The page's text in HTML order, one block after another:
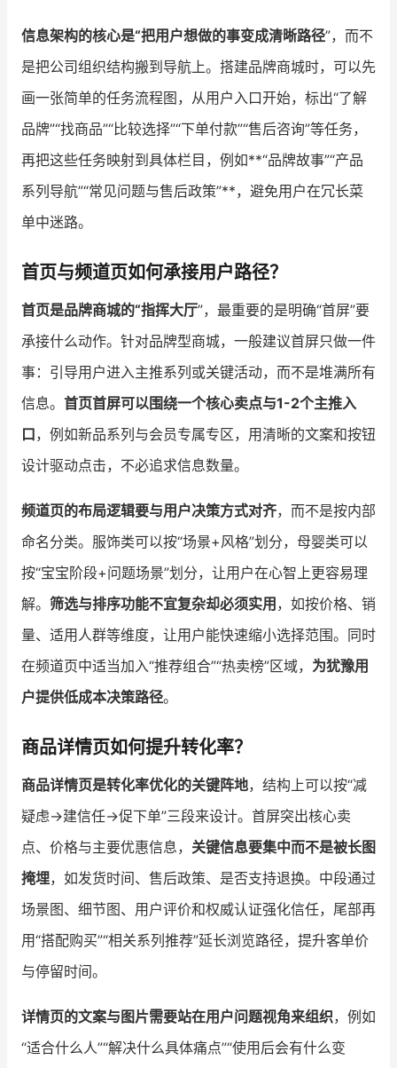
信息架构的核心是“把用户想做的事变成清晰路径”，而不
是把公司组织结构搬到导航上。搭建品牌商城时，可以先
画一张简单的任务流程图，从用户入口开始，标出“了解
品牌”“找商品”“比较选择”“下单付款”“售后咨询”等任务，
再把这些任务映射到具体栏目，例如**“品牌故事”“产品
系列导航”“常见问题与售后政策”**，避免用户在冗长菜
单中迷路。
首页与频道页如何承接用户路径？
首页是品牌商城的“指挥大厅”，最重要的是明确“首屏”要
承接什么动作。针对品牌型商城，一般建议首屏只做一件
事：引导用户进入主推系列或关键活动，而不是堆满所有
信息。 首页首屏可以围绕一个核心卖点与1-2个主推入
口，例如新品系列与会员专属专区，用清晰的文案和按钮
设计驱动点击，不必追求信息数量。
频道页的布局逻辑要与用户决策方式对齐，而不是按内部
命名分类。服饰类可以按“场景+风格”划分，母婴类可以
按“宝宝阶段+问题场景”划分，让用户在心智上更容易理
解。 筛选与排序功能不宜复杂却必须实用 ，如按价格、销
量、适用人群等维度，让用户能快速缩小选择范围。同时
在频道页中适当加入“推荐组合”“热卖榜”区域， 为犹豫用
户提供低成本决策路径。
商品详情页如何提升转化率？
商品详情页是转化率优化的关键阵地，结构上可以按“减
疑虑→建信任→促下单”三段来设计。首屏突出核心卖
点、价格与主要优惠信息， 关键信息要集中而不是被长图
掩埋，如发货时间、售后政策、是否支持退换。中段通过
场景图、细节图、用户评价和权威认证强化信任，尾部再
用“搭配购买”“相关系列推荐”延长浏览路径，提升客单价
与停留时间。
详情页的文案与图片需要站在用户问题视角来组织，例如
“适合什么人”“解决什么具体痛点”“使用后会有什么变